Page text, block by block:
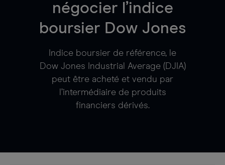
négocier l’indice
boursier Dow Jones
Indice boursier de référence, le
Dow Jones Industrial Average (DJIA)
peut être acheté et vendu par
l’intermédiaire de produits
financiers dérivés.